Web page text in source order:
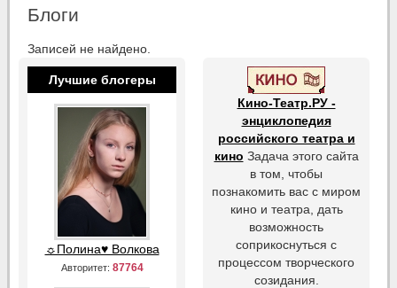
Блоги
Записей не найдено.
Лучшие блогеры
☼Полина♥ Волкова
Авторитет: 87764
Кино-Театр.РУ -
энциклопедия
российского театра и
кино Задача этого сайта
в том, чтобы
познакомить вас с миром
кино и театра, дать
возможность
соприкоснуться с
процессом творческого
созидания.